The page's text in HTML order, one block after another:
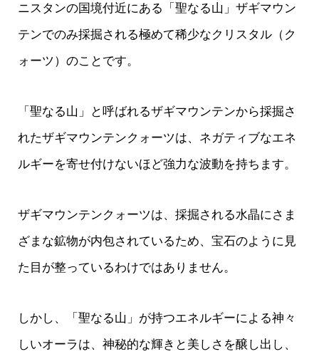
ニスタンの国境付近にある「聖なる山」ザギマウン
テンでのみ採掘される極めて稀少なクリスタル（ク
ォーツ）のことです。
「聖なる山」と呼ばれるザギマウンテンから採掘さ
れたザギマウンテンクォーツは、ネガティブなエネ
ルギーを寄せ付けないほど強力な波動を持ちます。
ザギマウンテンクォーツは、採掘される水晶にさま
ざまな鉱物が内包されているため、宝石のように見
た目が整っているわけではありません。
しかし、「聖なる山」が持つエネルギーによる神々
しいオーラは、神秘的な輝きと美しさを醸し出し、